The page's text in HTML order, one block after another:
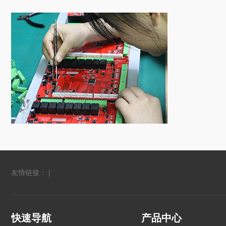
友情链接： |
快速导航 产品中心